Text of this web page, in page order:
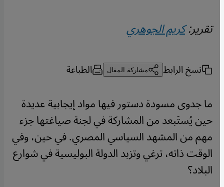
تقرير:كريم الجوهري
نسخ الرابط مشاركة المقال الطباعة
ما جدوى مسودة دستور فيها مواد إيجابية عديدة
حين يُستَبعد من المشاركة في لجنة صياغتها جزء
مهم من المشهد السياسي المصري. في حين، وفي
الوقت ذاته، ترغي وتزبد الدولة البوليسية في شوارع
البلاد؟